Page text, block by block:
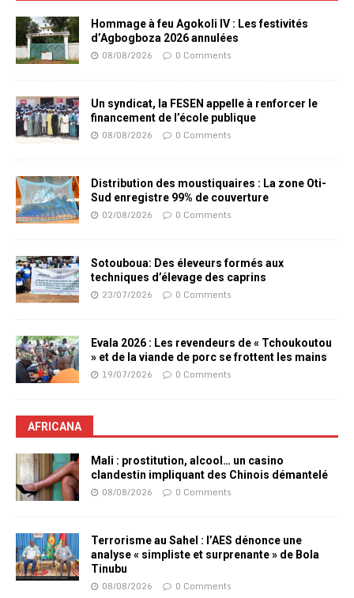
Hommage à feu Agokoli IV : Les festivités
d’Agbogboza 2026 annulées
08/08/2026 0 Comments
Un syndicat, la FESEN appelle à renforcer le
financement de l’école publique
08/08/2026 0 Comments
Distribution des moustiquaires : La zone Oti-
Sud enregistre 99% de couverture
02/08/2026 0 Comments
Sotouboua: Des éleveurs formés aux
techniques d’élevage des caprins
23/07/2026 0 Comments
Evala 2026 : Les revendeurs de « Tchoukoutou
» et de la viande de porc se frottent les mains
19/07/2026 0 Comments
AFRICANA
Mali : prostitution, alcool… un casino
clandestin impliquant des Chinois démantelé
08/08/2026 0 Comments
Terrorisme au Sahel : l’AES dénonce une
analyse « simpliste et surprenante » de Bola
Tinubu
08/08/2026 0 Comments